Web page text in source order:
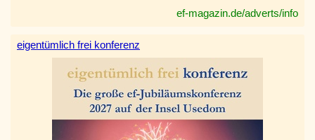
ef-magazin.de/adverts/info
eigentümlich frei konferenz